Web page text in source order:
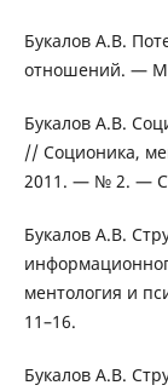
Букалов А.В.
отношений. —
Букалов А.В.
// Соционика,
2011. — № 2. —
Букалов А.В.
ментология и
11–16.
Букалов А.В.